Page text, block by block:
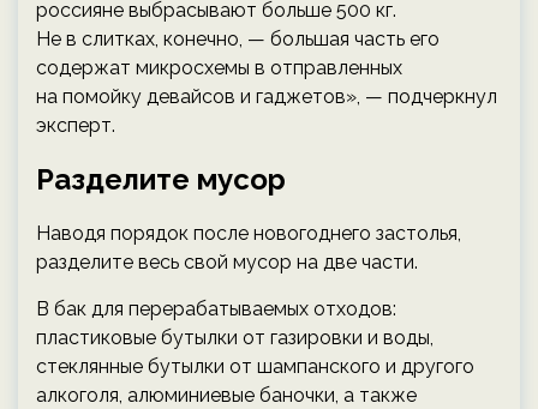
россияне выбрасывают больше 500 кг.
Не в слитках, конечно, — большая часть его
содержат микросхемы в отправленных
на помойку девайсов и гаджетов», — подчеркнул
эксперт.
Разделите мусор
Наводя порядок после новогоднего застолья,
разделите весь свой мусор на две части.
В бак для перерабатываемых отходов:
пластиковые бутылки от газировки и воды,
стеклянные бутылки от шампанского и другого
алкоголя, алюминиевые баночки, а также